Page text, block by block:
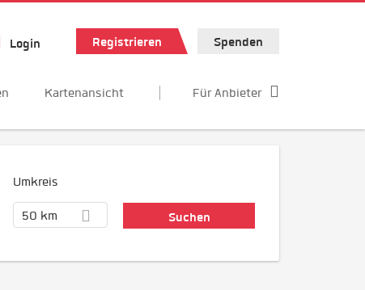
Login Registrieren Spenden
Kartenansicht Für Anbieter
Umkreis
50 km